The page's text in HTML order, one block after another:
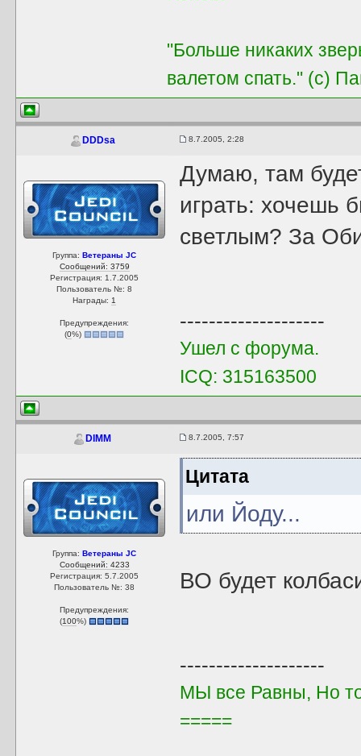
"Больше никаких
валетом спать." (с)
DDDsa 8.7.2005, 2:28
Группа:Ветераны JC
Сообщений: 3759
Регистрация: 1.7.2005
Пользователь №: 8
Награды: 1
Предупреждения:
(0%)
Думаю, там
играть: хочешь
светлым? За
--------------------
Ушел с форума.
ICQ: 315163500
DIMM 8.7.2005, 7:57
Группа:Ветераны JC
Сообщений: 4233
Регистрация: 5.7.2005
Пользователь №: 38
Предупреждения:
(100%)
Цитата
или Йоду...
ВО будет
--------------------
МЫ все Равны, Но
=====